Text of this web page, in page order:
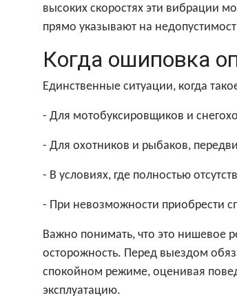
высоких скоростях эти вибрации
прямо указывают на
Когда ошиповка
Единственные ситуации, когда
- Для мотобуксировщиков и
- Для охотников и рыбаков,
- В условиях, где полностью
- При невозможности приобрести
Важно понимать, что это нишевое
осторожность. Перед выездом
спокойном режиме, оценивая
эксплуатацию.